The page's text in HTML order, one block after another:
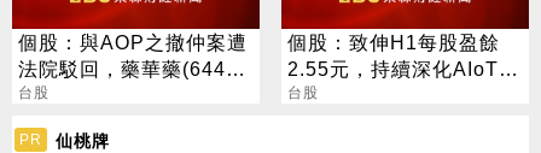
個股：與AOP之撤仲案遭
法院駁回，藥華藥(6446)
將上訴，強調營運不受影
台股
個股：致伸H1每股盈餘
2.55元，持續深化AIoT、
AI智慧監控、機器人與車
台股
PR 仙桃牌